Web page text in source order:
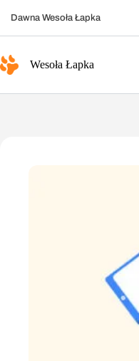
Dawna Wesoła Łapka
Wesoła Łapka